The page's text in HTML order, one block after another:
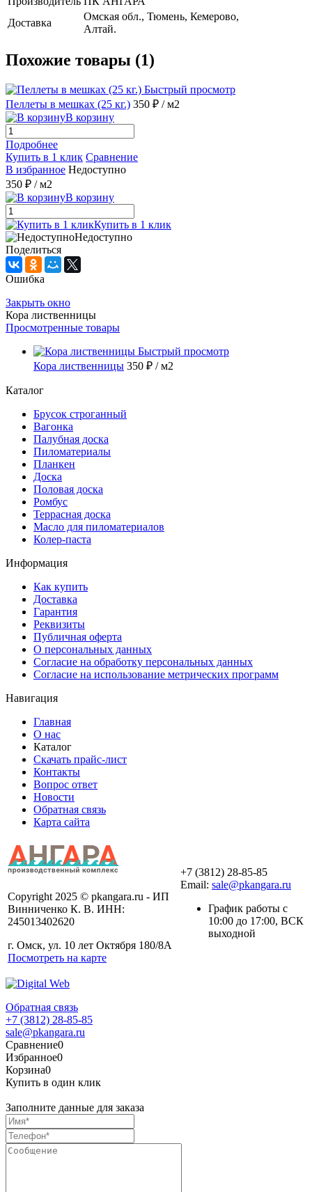
Доставка
Омская обл., Тюмень, Кемерово,
Алтай.
Похожие товары (1)
Быстрый просмотр
Пеллеты в мешках (25 кг.) 350 ₽ / м2
В корзину
Подробнее
Купить в 1 клик Сравнение
В избранное Недоступно
350 ₽ / м2
В корзину
Купить в 1 клик
Недоступно
Поделиться
Ошибка
Закрыть окно
Кора лиственницы
Просмотренные товары
Быстрый просмотр
Кора лиственницы 350 ₽ / м2
Каталог
Брусок строганный
Вагонка
Палубная доска
Пиломатериалы
Планкен
Доска
Половая доска
Ромбус
Террасная доска
Масло для пиломатериалов
Колер-паста
Информация
Как купить
Доставка
Гарантия
Реквизиты
Публичная оферта
О персональных данных
Согласие на обработку персональных данных
Согласие на использование метрических программ
Навигация
Главная
О нас
Каталог
Скачать прайс-лист
Контакты
Вопрос ответ
Новости
Обратная связь
Карта сайта
Copyright 2025 © pkangara.ru - ИП
Винниченко К. В. ИНН:
245013402620
г. Омск, ул. 10 лет Октября 180/8А
Посмотреть на карте
+7 (3812) 28-85-85
Email: sale@pkangara.ru
График работы с
10:00 до 17:00, ВСК
выходной
Обратная связь
+7 (3812) 28-85-85
sale@pkangara.ru
Сравнение0
Избранное0
Корзина0
Купить в один клик
Заполните данные для заказа